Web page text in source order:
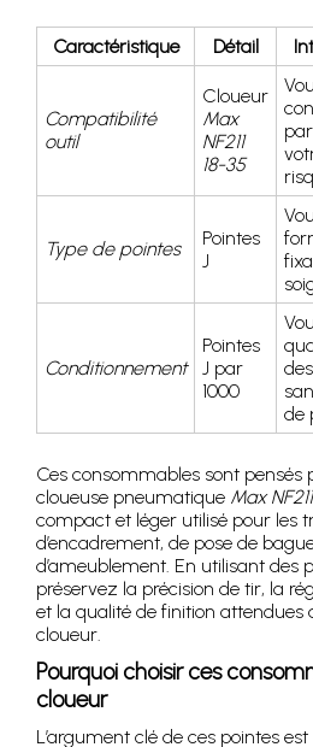
Caractéristique Détail
Compatibilité
outil
Cloueur
Max
NF211
18-35
Type de pointes
Pointes
J
Conditionnement
Pointes
J par
1000
de
Ces consommables sont
cloueuse pneumatique Max
compact et léger utilisé pour les
d’encadrement, de pose de
d’ameublement. En utilisant des
préservez la précision de tir, la
et la qualité de finition attendues
cloueur.
Pourquoi choisir ces
cloueur
L’argument clé de ces pointes